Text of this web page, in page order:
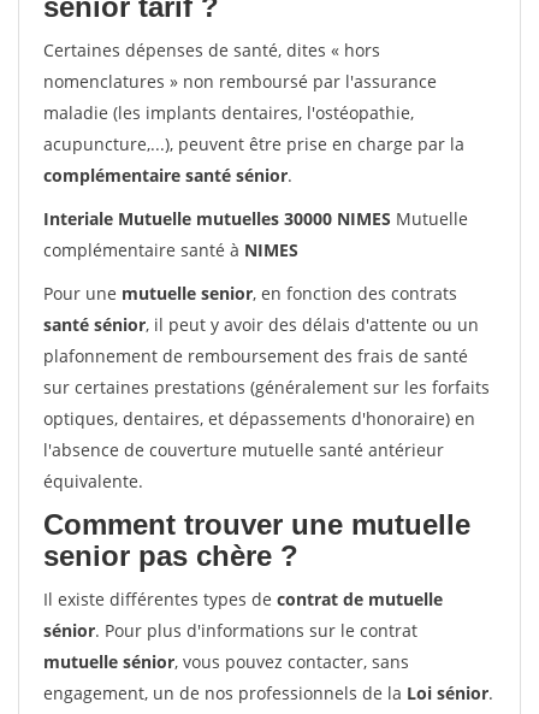
senior tarif ?
Certaines dépenses de santé, dites « hors
nomenclatures » non remboursé par l'assurance
maladie (les implants dentaires, l'ostéopathie,
acupuncture,...), peuvent être prise en charge par la
complémentaire santé sénior.
Interiale Mutuelle mutuelles 30000 NIMES Mutuelle
complémentaire santé à NIMES
Pour une mutuelle senior, en fonction des contrats
santé sénior, il peut y avoir des délais d'attente ou un
plafonnement de remboursement des frais de santé
sur certaines prestations (généralement sur les forfaits
optiques, dentaires, et dépassements d'honoraire) en
l'absence de couverture mutuelle santé antérieur
équivalente.
Comment trouver une mutuelle
senior pas chère ?
Il existe différentes types de contrat de mutuelle
sénior. Pour plus d'informations sur le contrat
mutuelle sénior, vous pouvez contacter, sans
engagement, un de nos professionnels de la Loi sénior.